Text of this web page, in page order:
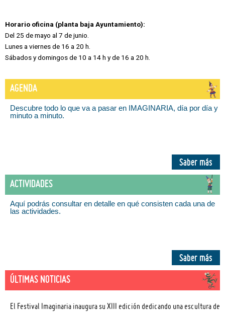
Horario oficina (planta baja Ayuntamiento):
Del 25 de mayo al 7 de junio.
Lunes a viernes de 16 a 20 h.
Sábados y domingos de 10 a 14 h y de 16 a 20 h.
AGENDA
Descubre todo lo que va a pasar en IMAGINARIA, día por día y
minuto a minuto.
Saber más
ACTIVIDADES
Aquí podrás consultar en detalle en qué consisten cada una de
las actividades.
Saber más
ÚLTIMAS NOTICIAS
El Festival Imaginaria inaugura su XIII edición dedicando una escultura de